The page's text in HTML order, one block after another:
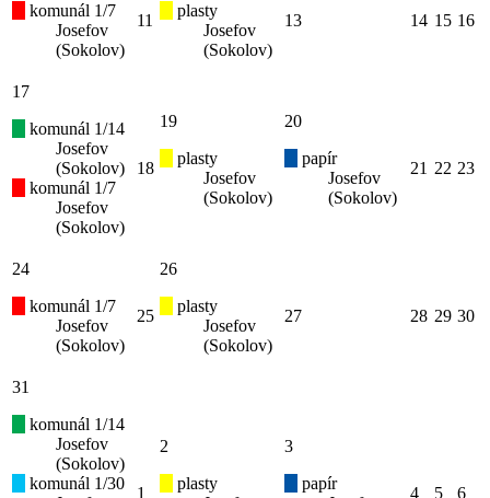
komunál 1/7
Josefov
(Sokolov)
11
plasty
Josefov
(Sokolov)
13 14 15 16
17
komunál 1/14
Josefov
(Sokolov)
komunál 1/7
Josefov
(Sokolov)
18
19
plasty
Josefov
(Sokolov)
20
papír
Josefov
(Sokolov)
21 22 23
24
komunál 1/7
Josefov
(Sokolov)
25
26
plasty
Josefov
(Sokolov)
27 28 29 30
31
komunál 1/14
Josefov
(Sokolov)
komunál 1/30
1
2
plasty
3
papír
4 5 6